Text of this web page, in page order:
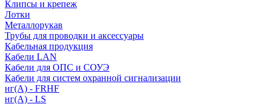
Клипсы и крепеж
Лотки
Металлорукав
Трубы для проводки и аксессуары
Кабельная продукция
Кабели LAN
Кабели для ОПС и СОУЭ
Кабели для систем охранной сигнализации
нг(A) - FRHF
нг(A) - LS